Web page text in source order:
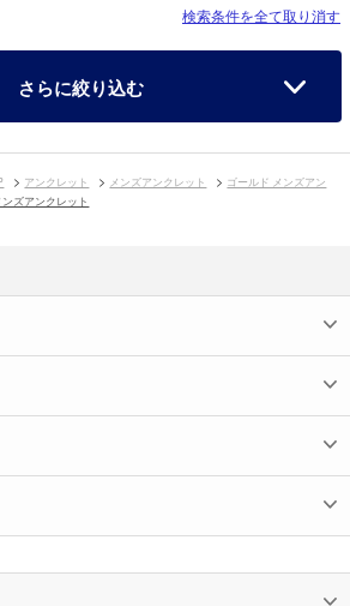
検索条件を全て取り消す
さらに絞り込む
アンクレット メンズアンクレット
ゴールド メンズアン
ズアンクレット